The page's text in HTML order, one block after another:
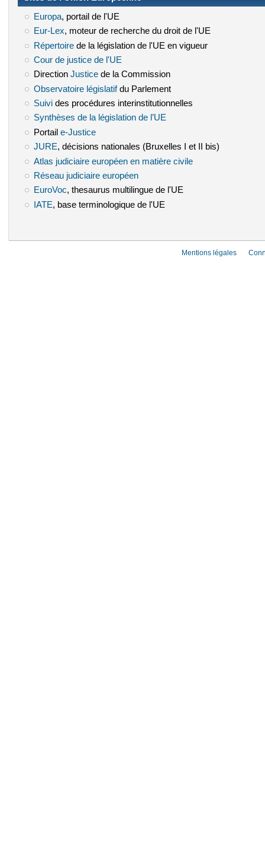
Europa(le lien est externe)
, portail de l'UE
Eur-Lex(le lien est externe)
, moteur de recherche du droit de l'UE
Répertoire(le lien est externe)
de la législation de l'UE en vigueur
Cour de justice de l'UE
Direction Justice(le lien est externe)
de la Commission
Observatoire législatif(le lien est externe)
du Parlement
Suivi(le lien est externe)
des procédures interinstitutionnelles
Synthèses de la législation de l’UE
Portail e-Justice(le lien est externe)
JURE(le lien est externe)
, décisions nationales (Bruxelles I et II bis)
Atlas judiciaire européen en matière civile(le lien est externe)
Réseau judiciaire européen(le lien est externe)
EuroVoc(le lien est externe)
, thesaurus multilingue de l'UE
IATE (le lien est externe)
, base terminologique de l'UE
Mentions légales